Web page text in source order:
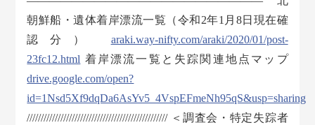
朝鮮船・遺体着岸漂流一覧（令和2年1月8日現在確
認分） araki.way-nifty.com/araki/2020/01/post-
23fc12.html 着岸漂流一覧と失踪関連地点マップ
drive.google.com/open?
id=1Nsd5Xf9dqDa6AsYv5_4VspEFmeNh95qS&usp=sharing
////////////////////////////////////////////////// ＜調査会・特定失踪者